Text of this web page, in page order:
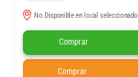
No Disponible en local seleccionado
Comprar
Comprar